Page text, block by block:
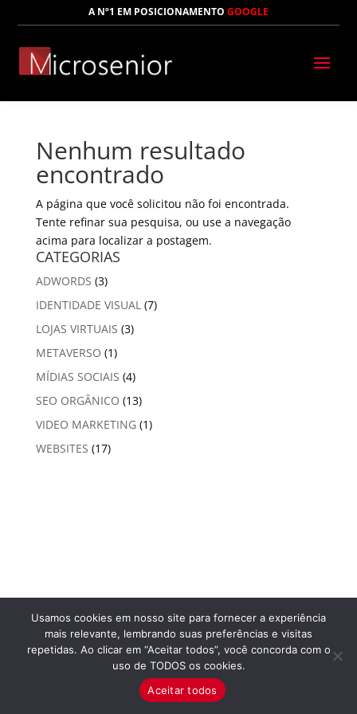
A Nº1 EM POSICIONAMENTO GOOGLE
Nenhum resultado
encontrado
A página que você solicitou não foi encontrada.
Tente refinar sua pesquisa, ou use a navegação
acima para localizar a postagem.
CATEGORIAS
ADWORDS (3)
IDENTIDADE VISUAL(7)
LOJAS VIRTUAIS (3)
METAVERSO (1)
MÍDIAS SOCIAIS (4)
SEO ORGÂNICO (13)
VIDEO MARKETING (1)
WEBSITES (17)
Usamos cookies em nosso site para fornecer a experiência
mais relevante, lembrando suas preferências e visitas
repetidas. Ao clicar em “Aceitar todos”, você concorda com o
uso de TODOS os cookies.
Aceitar todos